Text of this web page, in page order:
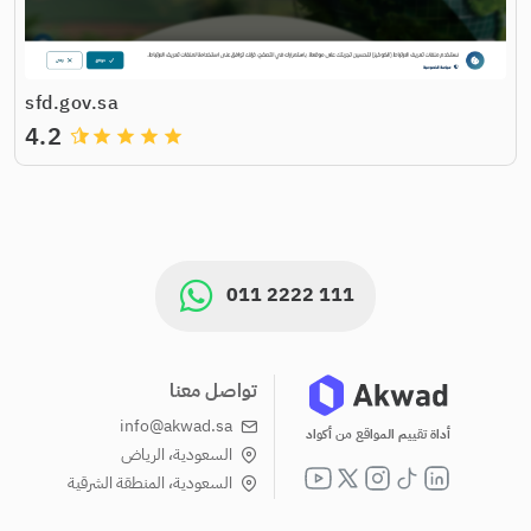
sfd.gov.sa
grade
grade
grade
grade
4.2
011 2222 111
أداة تقييم المواقع من أكواد
تواصل معنا
info@akwad.sa
السعودية، الرياض
السعودية، المنطقة الشرقية